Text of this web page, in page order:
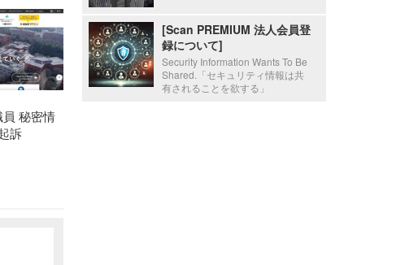
秘密情
訴
[Scan PREMIUM 法人会員登
録について]
Security Information Wants To Be
Shared.「セキュリティ情報は共
有されることを欲する」